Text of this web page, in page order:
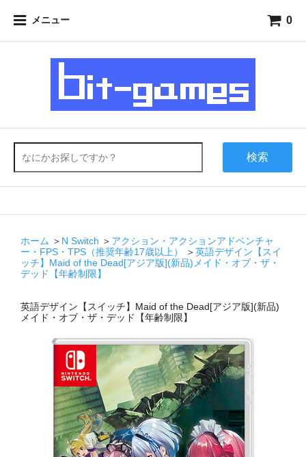
メニュー 0
検索
ホーム ＞ N Switch ＞ アクション・アクションアドベンチャ
ー・FPS・TPS（推奨年齢17歳以上）
＞英語デザイン【スイ
ッチ】Maid of the Dead[アジア版](新品)メイド・オブ・ザ・
デッド【年齢制限】
英語デザイン【スイッチ】Maid of the Dead[アジア版](新品)
メイド・オブ・ザ・デッド【年齢制限】